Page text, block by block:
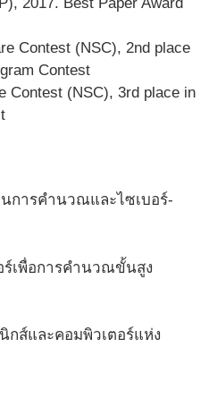
Contest (NSC), 2nd place
Contest
Contest (NSC), 3rd place in
การคำนวณและไซเบอร์-
เพื่อการคำนวณขั้นสูง
กส์และคอมพิวเตอร์แห่ง